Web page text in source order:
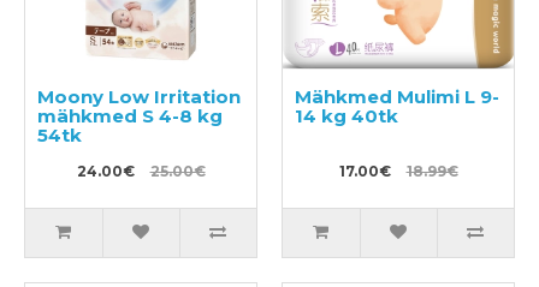
Moony Low Irritation
mähkmed S 4-8 kg
54tk
24.00€ 25.00€
Mähkmed Mulimi L 9-
14 kg 40tk
17.00€ 18.99€